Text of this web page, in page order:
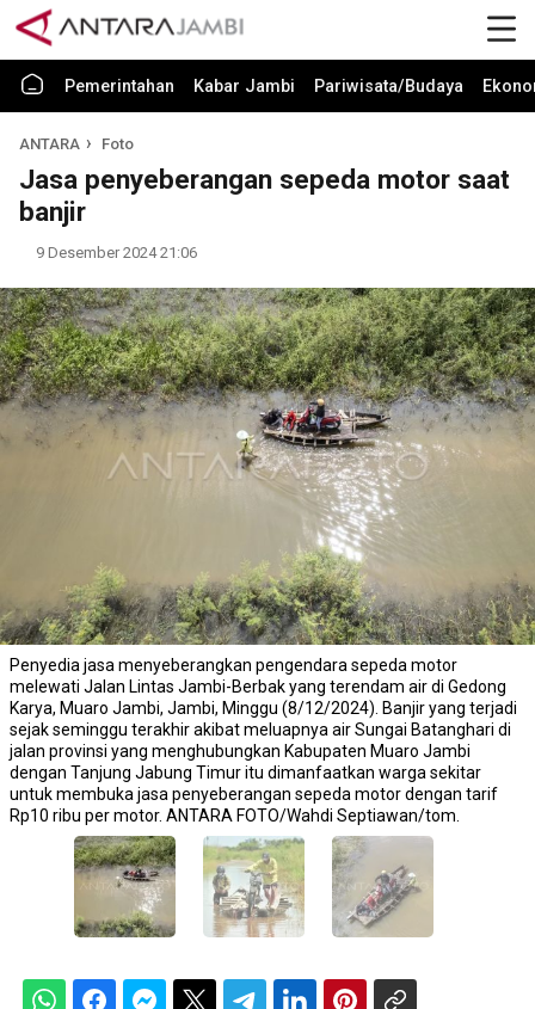
Pemerintahan Kabar Jambi Pariwisata/Budaya
ANTARA Foto
Jasa penyeberangan sepeda motor saat
banjir
9 Desember 2024 21:06
Penyedia jasa menyeberangkan pengendara sepeda motor
melewati Jalan Lintas Jambi-Berbak yang terendam air di Gedong
Karya, Muaro Jambi, Jambi, Minggu (8/12/2024). Banjir yang terjadi
sejak seminggu terakhir akibat meluapnya air Sungai Batanghari di
jalan provinsi yang menghubungkan Kabupaten Muaro Jambi
dengan Tanjung Jabung Timur itu dimanfaatkan warga sekitar
untuk membuka jasa penyeberangan sepeda motor dengan tarif
Rp10 ribu per motor. ANTARA FOTO/Wahdi Septiawan/tom.